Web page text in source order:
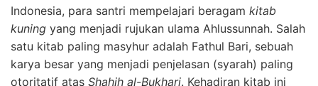
Indonesia, para santri mempelajari beragam kitab
kuning yang menjadi rujukan ulama Ahlussunnah. Salah
satu kitab paling masyhur adalah Fathul Bari, sebuah
karya besar yang menjadi penjelasan (syarah) paling
otoritatif atas Shahih al-Bukhari. Kehadiran kitab ini